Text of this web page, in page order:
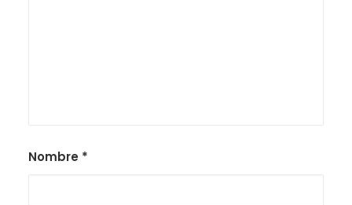
Nombre *